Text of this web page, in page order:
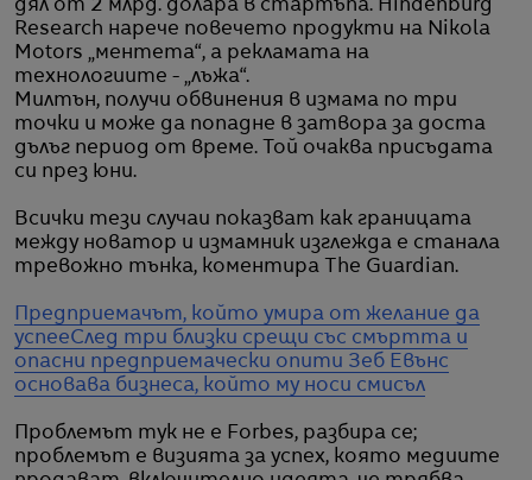
дял от 2 млрд. долара в стартъпа. Hindenburg
Research нарече повечето продукти на Nikola
Motors „ментета“, а рекламата на
технологиите - „лъжа“.
Милтън, получи обвинения в измама по три
точки и може да попадне в затвора за доста
дълъг период от време. Той очаква присъдата
си през юни.
Всички тези случаи показват как границата
между новатор и измамник изглежда е станала
тревожно тънка, коментира The Guardian.
Предприемачът, който умира от желание да
успееСлед три близки срещи със смъртта и
опасни предприемачески опити Зеб Евънс
основава бизнеса, който му носи смисъл
Проблемът тук не е Forbes, разбира се;
проблемът е визията за успех, която медиите